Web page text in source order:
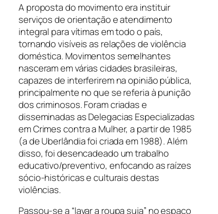
A proposta do movimento era instituir
serviços de orientação e atendimento
integral para vítimas em todo o país,
tornando visíveis as relações de violência
doméstica. Movimentos semelhantes
nasceram em várias cidades brasileiras,
capazes de interferirem na opinião pública,
principalmente no que se referia à punição
dos criminosos. Foram criadas e
disseminadas as Delegacias Especializadas
em Crimes contra a Mulher, a partir de 1985
(a de Uberlândia foi criada em 1988). Além
disso, foi desencadeado um trabalho
educativo/preventivo, enfocando as raízes
sócio-históricas e culturais destas
violências.
Passou-se a “lavar a roupa suja” no espaço